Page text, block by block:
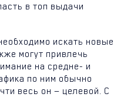
в топ выдачи
искать новые
могут привлечь
на средне- и
по ним обычно
весь он — целевой. С